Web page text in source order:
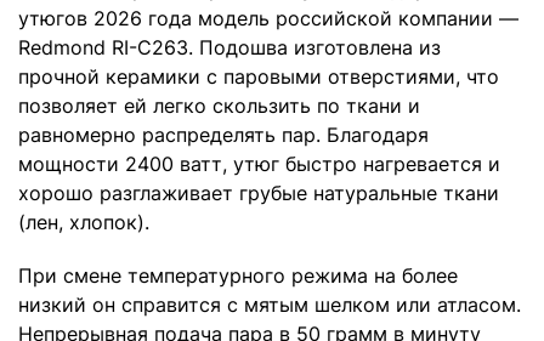
утюгов 2026 года модель российской компании —
Redmond RI-C263. Подошва изготовлена из
прочной керамики с паровыми отверстиями, что
позволяет ей легко скользить по ткани и
равномерно распределять пар. Благодаря
мощности 2400 ватт, утюг быстро нагревается и
хорошо разглаживает грубые натуральные ткани
(лен, хлопок).
При смене температурного режима на более
низкий он справится с мятым шелком или атласом.
Непрерывная подача пара в 50 грамм в минуту